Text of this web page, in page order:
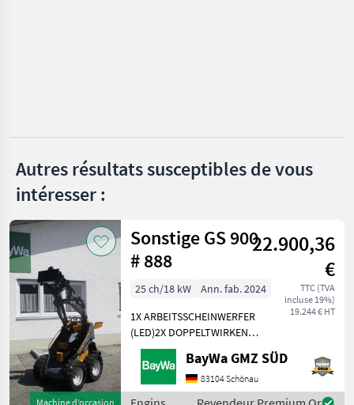
BMT
Marketplace
distributeurs
Autres résultats susceptibles de vous
intéresser :
Machine d’occasion
Sonstige GS 900
# 888
22.900,36
€
TTC (TVA
incluse 19%)
19.244 € HT
25 ch/18 kW
Ann. fab. 2024
1X ARBEITSSCHEINWERFER
(LED)2X DOPPELTWIRKEND
MECHANISCHGEGENGEWICHT
UNTER DER TRITTGIANT
WERKZEUGAUFNAHMEMotor-
BayWa GMZ SÜD
83104 Schönau